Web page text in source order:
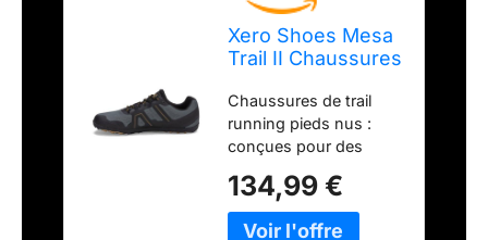
Xero Shoes Mesa
Trail II Chaussures
pour Homme,
forêt, 46 EU
Chaussures de trail
running pieds nus :
conçues pour des
et une traction robuste
sur n'importe quelle
134,99 €